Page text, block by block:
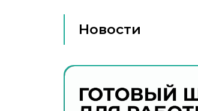
Новости